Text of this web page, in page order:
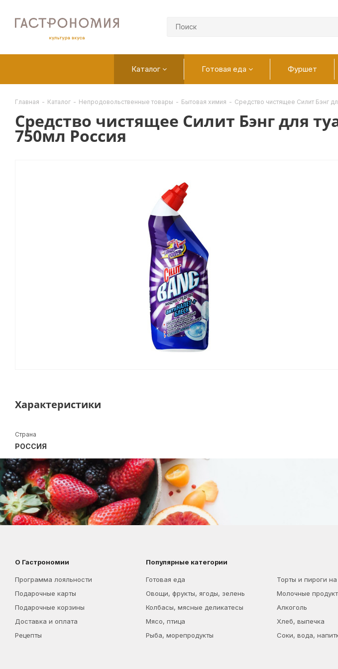
Каталог Готовая еда Фуршет
Главная - Каталог - Непродовольственные товары - Бытовая химия - Средство чистящее Силит Бэнг
Средство чистящее Силит Бэнг для
750мл Россия
Характеристики
Страна
РОССИЯ
О Гастрономии
Программа лояльности
Подарочные карты
Подарочные корзины
Доставка и оплата
Рецепты
Популярные категории
Готовая еда
Овощи, фрукты, ягоды, зелень
Колбасы, мясные деликатесы
Мясо, птица
Рыба, морепродукты
Торты и пироги на
Молочные
Алкоголь
Хлеб, выпечка
Соки, вода,